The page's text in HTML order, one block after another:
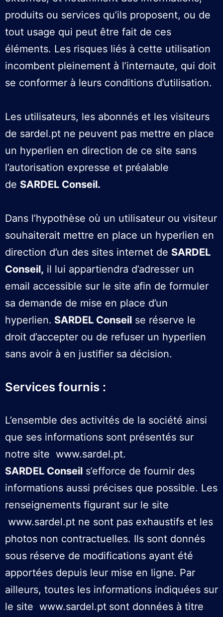
produits ou services qu’ils proposent, ou de
tout usage qui peut être fait de ces
éléments. Les risques liés à cette utilisation
incombent pleinement à l’internaute, qui doit
se conformer à leurs conditions d’utilisation.
Les utilisateurs, les abonnés et les visiteurs
de sardel.pt ne peuvent pas mettre en place
un hyperlien en direction de ce site sans
l’autorisation expresse et préalable
de SARDEL Conseil.
Dans l’hypothèse où un utilisateur ou visiteur
souhaiterait mettre en place un hyperlien en
direction d’un des sites internet de SARDEL
Conseil, il lui appartiendra d’adresser un
email accessible sur le site afin de formuler
sa demande de mise en place d’un
hyperlien. SARDEL Conseil se réserve le
droit d’accepter ou de refuser un hyperlien
sans avoir à en justifier sa décision.
Services fournis :
L’ensemble des activités de la société ainsi
que ses informations sont présentés sur
notre site www.sardel.pt.
SARDEL Conseil s’efforce de fournir des
informations aussi précises que possible. Les
renseignements figurant sur le site
www.sardel.pt ne sont pas exhaustifs et les
photos non contractuelles. Ils sont donnés
sous réserve de modifications ayant été
apportées depuis leur mise en ligne. Par
ailleurs, toutes les informations indiquées sur
le site www.sardel.pt sont données à titre